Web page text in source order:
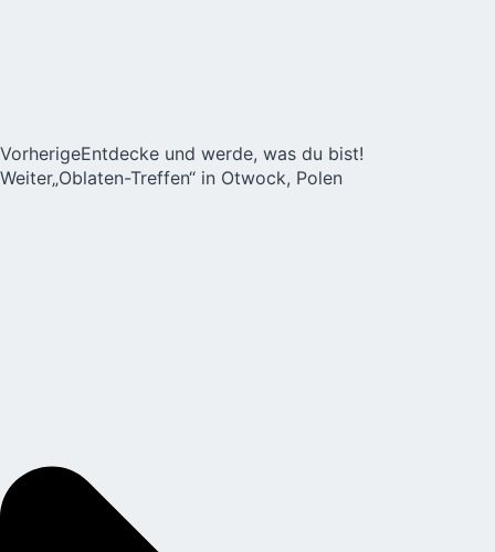
VorherigeEntdecke und werde, was du bist!
Weiter„Oblaten-Treffen“ in Otwock, Polen